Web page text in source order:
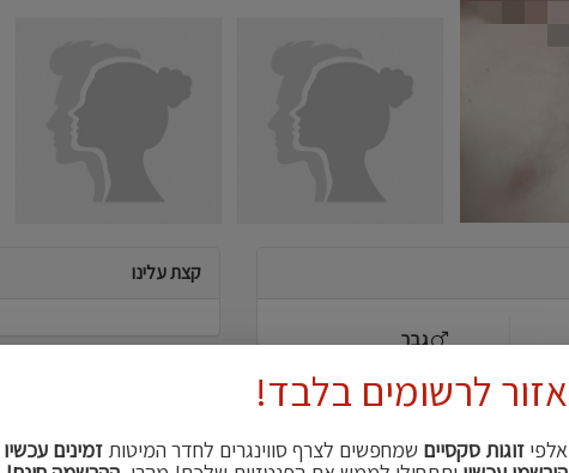
גבר
הוא
קצת עלינו
אזור לרשומים בלבד!
אלפיזוגות סקסיים שמחפשים לצרף סווינגרים לחדר המיטותזמינים עכשיו